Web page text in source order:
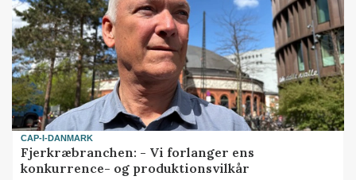
CAP-I-DANMARK
Fjerkræbranchen: - Vi forlanger ens
konkurrence- og produktionsvilkår